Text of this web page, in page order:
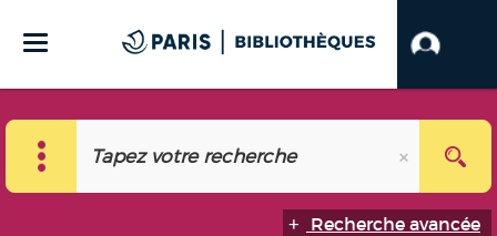
Recherche avancée